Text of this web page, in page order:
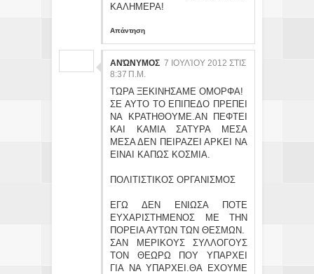
ΚΑΛΗΜΕΡΑ!
Απάντηση
ΑΝΏΝΥΜΟΣ 7 ΙΟΥΛΊΟΥ 2012 ΣΤΙΣ
8:37 Π.Μ.
ΤΩΡΑ ΞΕΚΙΝΗΣΑΜΕ ΟΜΟΡΦΑ!
ΣΕ ΑΥΤΟ ΤΟ ΕΠΙΠΕΔΟ ΠΡΕΠΕΙ
ΝΑ ΚΡΑΤΗΘΟΥΜΕ.ΑΝ ΠΕΦΤΕΙ
ΚΑΙ ΚΑΜΙΑ ΣΑΤΥΡΑ ΜΕΣΑ
ΜΕΣΑ ΔΕΝ ΠΕΙΡΑΖΕΙ ΑΡΚΕΙ ΝΑ
ΕΙΝΑΙ ΚΑΠΩΣ ΚΟΣΜΙΑ.
ΠΟΛΙΤΙΣΤΙΚΟΣ ΟΡΓΑΝΙΣΜΟΣ
ΕΓΩ ΔΕΝ ΕΝΙΩΣΑ ΠΟΤΕ
ΕΥΧΑΡΙΣΤΗΜΕΝΟΣ ΜΕ ΤΗΝ
ΠΟΡΕΙΑ ΑΥΤΩΝ ΤΩΝ ΘΕΣΜΩΝ.
ΣΑΝ ΜΕΡΙΚΟΥΣ ΣΥΛΛΟΓΟΥΣ
ΤΟΝ ΘΕΩΡΩ ΠΟΥ ΥΠΑΡΧΕΙ
ΓΙΑ ΝΑ ΥΠΑΡΧΕΙ.ΘΑ ΕΧΟΥΜΕ